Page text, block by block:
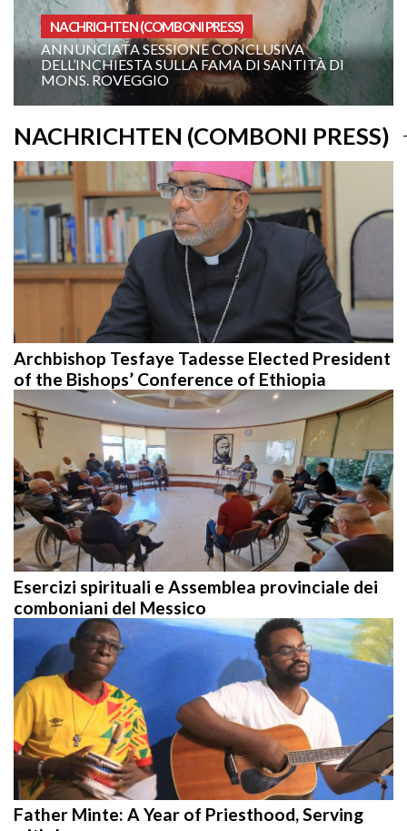
NACHRICHTEN (COMBONI PRESS)
ANNUNCIATA SESSIONE CONCLUSIVA
DELL’INCHIESTA SULLA FAMA DI SANTITÀ DI
MONS. ROVEGGIO
NACHRICHTEN (COMBONI PRESS)
Archbishop Tesfaye Tadesse Elected President
of the Bishops’ Conference of Ethiopia
Esercizi spirituali e Assemblea provinciale dei
comboniani del Messico
Father Minte: A Year of Priesthood, Serving